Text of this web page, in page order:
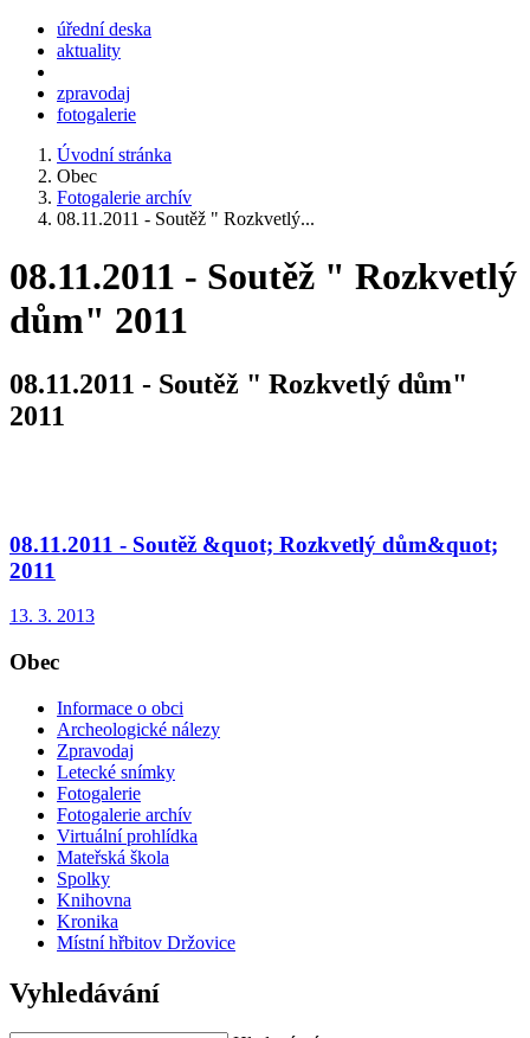
úřední deska
aktuality
zpravodaj
fotogalerie
Úvodní stránka
Obec
Fotogalerie archív
08.11.2011 - Soutěž " Rozkvetlý...
08.11.2011 - Soutěž " Rozkvetlý
dům" 2011
08.11.2011 - Soutěž " Rozkvetlý dům"
2011
08.11.2011 - Soutěž &quot; Rozkvetlý dům&quot;
2011
13. 3. 2013
Obec
Informace o obci
Archeologické nálezy
Zpravodaj
Letecké snímky
Fotogalerie
Fotogalerie archív
Virtuální prohlídka
Mateřská škola
Spolky
Knihovna
Kronika
Místní hřbitov Držovice
Vyhledávání